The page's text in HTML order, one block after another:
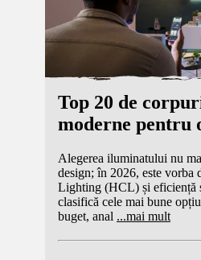
Top 20 de
moderne pentru
Alegerea iluminatului nu
design; în 2026, este vorba
Lighting (HCL) și eficiență
clasifică cele mai bune
buget, anal ...mai mult